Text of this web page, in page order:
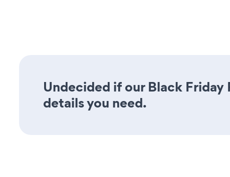
Undecided if our Black
details you need.